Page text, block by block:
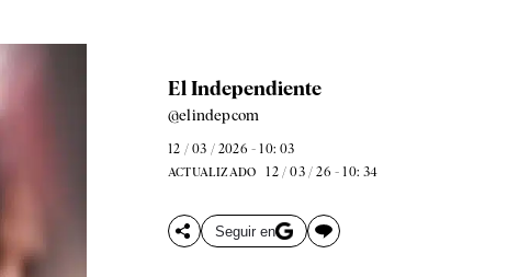
El Independiente
@elindepcom
12 / 03 / 2026 - 10: 03
ACTUALIZADO 12 / 03 / 26 - 10: 34
Seguir en